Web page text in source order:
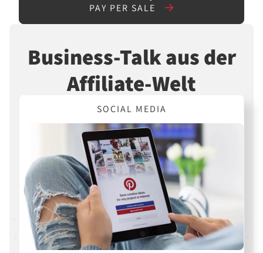
PAY PER SALE
Business-Talk aus der
Affiliate-Welt
SOCIAL MEDIA